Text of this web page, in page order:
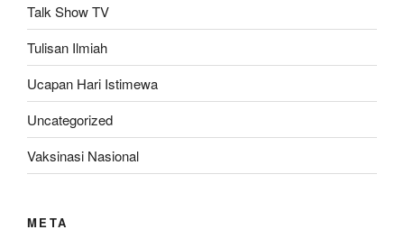
Talk Show TV
Tulisan Ilmiah
Ucapan Hari Istimewa
Uncategorized
Vaksinasi Nasional
META